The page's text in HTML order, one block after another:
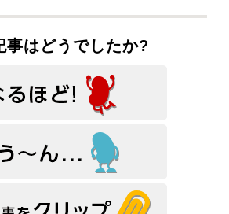
事はどうでしたか?